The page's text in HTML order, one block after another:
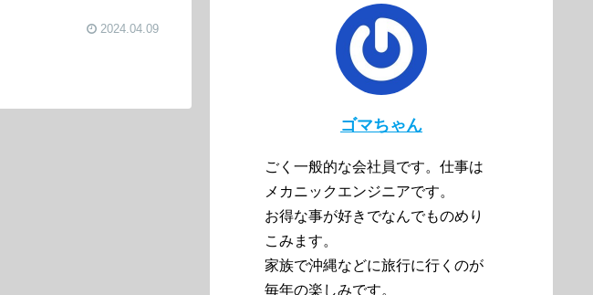
2024.04.09
ゴマちゃん
ごく一般的な会社員です。仕事は
メカニックエンジニアです。
お得な事が好きでなんでものめり
こみます。
家族で沖縄などに旅行に行くのが
毎年の楽しみです。